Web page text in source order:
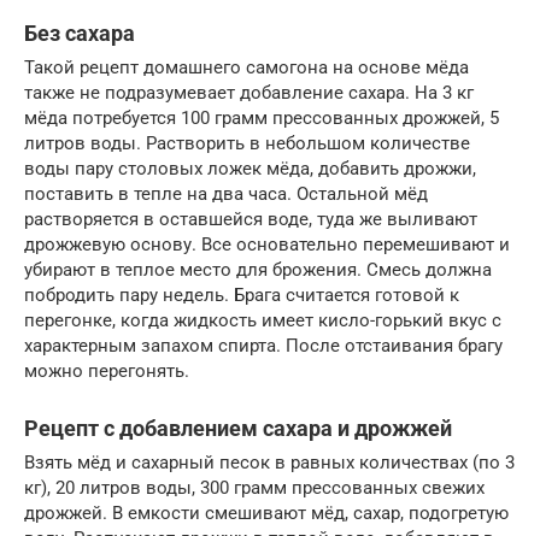
Без сахара
Такой рецепт домашнего самогона на основе мёда
также не подразумевает добавление сахара. На 3 кг
мёда потребуется 100 грамм прессованных дрожжей, 5
литров воды. Растворить в небольшом количестве
воды пару столовых ложек мёда, добавить дрожжи,
поставить в тепле на два часа. Остальной мёд
растворяется в оставшейся воде, туда же выливают
дрожжевую основу. Все основательно перемешивают и
убирают в теплое место для брожения. Смесь должна
побродить пару недель. Брага считается готовой к
перегонке, когда жидкость имеет кисло-горький вкус с
характерным запахом спирта. После отстаивания брагу
можно перегонять.
Рецепт с добавлением сахара и дрожжей
Взять мёд и сахарный песок в равных количествах (по 3
кг), 20 литров воды, 300 грамм прессованных свежих
дрожжей. В емкости смешивают мёд, сахар, подогретую